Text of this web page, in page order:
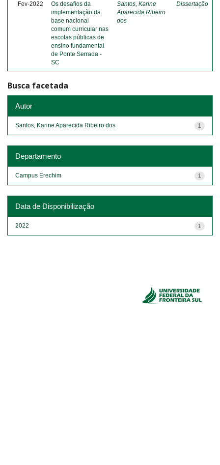
Fev-2022
Os desafios da
implementação da
base nacional
comum curricular nas
escolas públicas de
ensino fundamental
de Ponte Serrada -
SC
Santos, Karine
Aparecida Ribeiro
dos
Dissertação
Busca facetada
Autor
1
Santos, Karine Aparecida Ribeiro dos
Departamento
1
Campus Erechim
Data de Disponibilização
1
2022